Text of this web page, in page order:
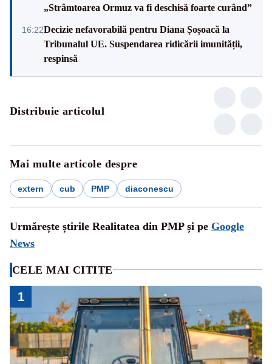
„Strâmtoarea Ormuz va fi deschisă foarte curând”
16:22Decizie nefavorabilă pentru Diana Șoșoacă la
Tribunalul UE. Suspendarea ridicării imunității,
respinsă
Distribuie articolul
Mai multe articole despre
extern cub PMP diaconescu
Urmărește știrile Realitatea din PMP și pe Google
News
CELE MAI CITITE
1